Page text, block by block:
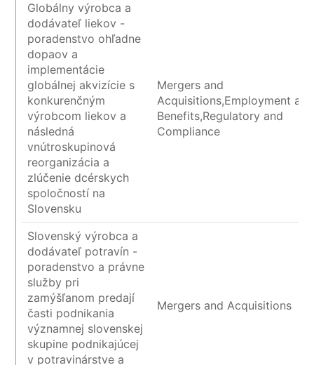
Globálny výrobca a
dodávateľ liekov -
poradenstvo ohľadne
dopaov a
implementácie
globálnej akvizície s
konkurenčným
výrobcom liekov a
následná
vnútroskupinová
reorganizácia a
zlúčenie dcérskych
spoločností na
Slovensku
Mergers and
Acquisitions,Employment and
Benefits,Regulatory and
Compliance
Slovenský výrobca a
dodávateľ potravín -
poradenstvo a právne
služby pri
zamýšľanom predají
časti podnikania
významnej slovenskej
skupine podnikajúcej
v potravinárstve a
Mergers and Acquisitions